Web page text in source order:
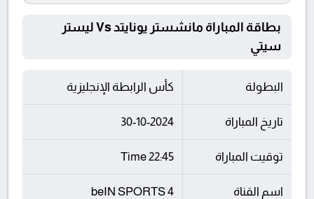
بطاقة المباراة مانشستر يونايتد Vs ليستر
سيتي
البطولة كأس الرابطة الإنجليزية
تاريخ المباراة 30-10-2024
توقيت المباراة 22:45 Time
اسم القناة beIN SPORTS 4